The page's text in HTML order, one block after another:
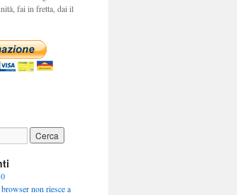
fai in fretta, dai il
non riesce a